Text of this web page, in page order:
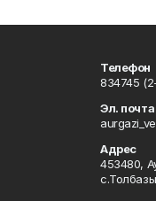
Телефон
834745
Эл. почта
Адрес
453480,